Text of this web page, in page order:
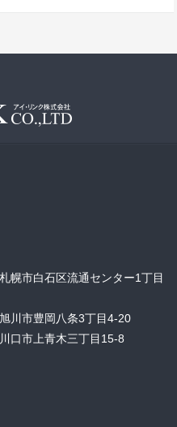
白石区流通センター1丁目
川市豊岡八条3丁目4-20
口市上青木三丁目15-8